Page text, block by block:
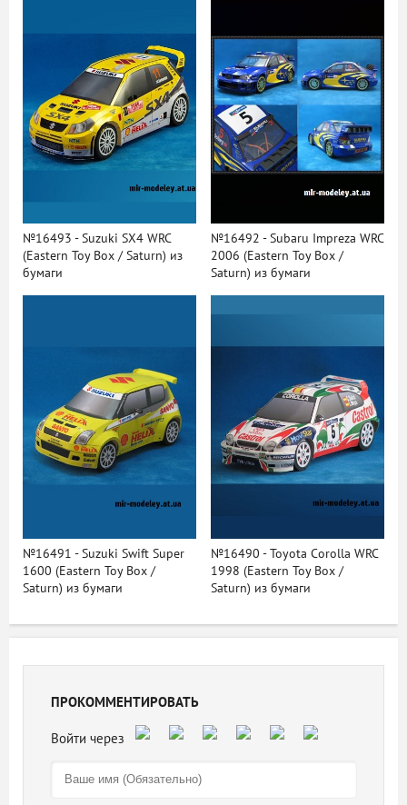
№16493 - Suzuki SX4 WRC
(Eastern Toy Box / Saturn) из
бумаги
№16492 - Subaru Impreza WRC
2006 (Eastern Toy Box /
Saturn) из бумаги
№16491 - Suzuki Swift Super
1600 (Eastern Toy Box /
Saturn) из бумаги
№16490 - Toyota Corolla WRC
1998 (Eastern Toy Box /
Saturn) из бумаги
ПРОКОММЕНТИРОВАТЬ